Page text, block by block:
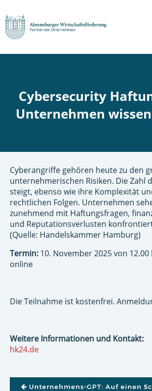
Cybersecurity
Unternehmen
Cyberangriffe gehören heute zu den
unternehmerischen Risiken. Die Zahl
steigt, ebenso wie ihre Komplexität
rechtlichen Folgen. Unternehmen
zunehmend mit Haftungsfragen,
und Reputationsverlusten
(Quelle: Handelskammer Hamburg)
Termin: 10. November 2025 von 12.00
online
Die Teilnahme ist kostenfrei.
Weitere Informationen und Kontakt:
hk24.de
BEITRAGSNAVIGATION
Unternehmens-GPT: Auf einen